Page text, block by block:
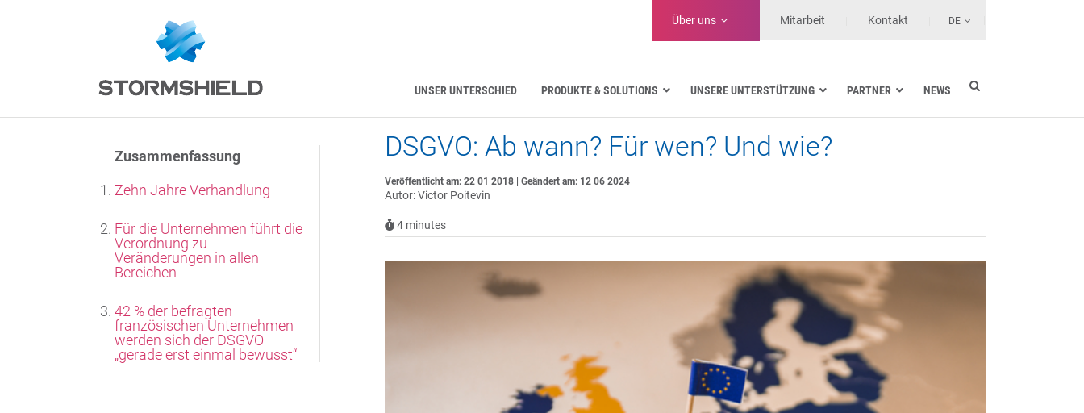
Über uns Mitarbeit Kontakt DE
UNSER UNTERSCHIED PRODUKTE & SOLUTIONS
Luftfahrt
Öffentliche Verwaltung
Kritische Kommunikation
Logistik
Energieversorgung
Seefahrt
UNSERE UNTERSTÜTZUNG PARTNER NEWS
Zusammenfassung
Zehn Jahre Verhandlung
Für die Unternehmen führt die
Verordnung zu
Veränderungen in allen
Bereichen
42 % der befragten
französischen Unternehmen
werden sich der DSGVO
„gerade erst einmal bewusst“
DSGVO: Ab wann? Für wen? Und wie?
Veröffentlicht am: 22 01 2018 | Geändert am: 12 06 2024
Autor: Victor Poitevin
4 minutes